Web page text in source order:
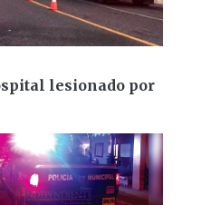
lesionado por